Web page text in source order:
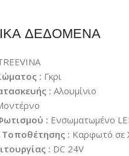
ΔΕΔΟΜΕΝΑ
: Γκρι
: Αλουμίνιο
: Ενσωματωμένο
: Καρφωτό σε
: DC 24V